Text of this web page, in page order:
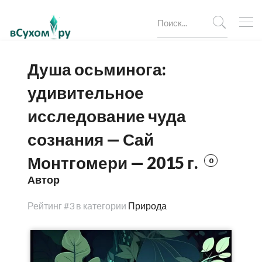
Душа осьминога:
удивительное
исследование чуда
сознания — Сай
Монтгомери — 2015 г.
0
Автор
Рейтинг#3 в категории Природа